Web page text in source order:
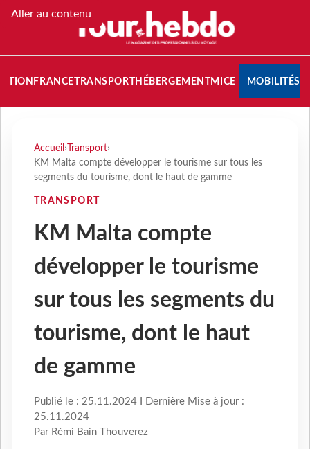
Aller au contenu
FRANCETRANSPORT HÉBERGEMENTMICE MOBILITÉS
Accueil › Transport›
KM Malta compte développer le tourisme sur tous les
segments du tourisme, dont le haut de gamme
TRANSPORT
KM Malta compte
développer le tourisme
sur tous les segments du
tourisme, dont le haut
de gamme
Publié le : 25.11.2024 I Dernière Mise à jour :
25.11.2024
Par Rémi Bain Thouverez